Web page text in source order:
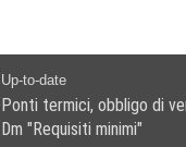
Up-to-date
Ponti termici, obbligo di
Dm "Requisiti minimi"